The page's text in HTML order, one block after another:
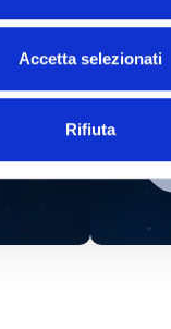
Accetta selezionati
Rifiuta